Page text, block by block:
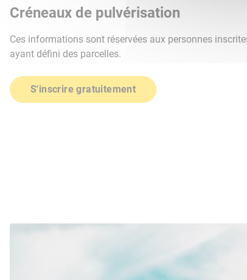
Créneaux de pulvérisation
Ces informations sont réservées aux personnes
ayant défini des parcelles.
S'inscrire gratuitement